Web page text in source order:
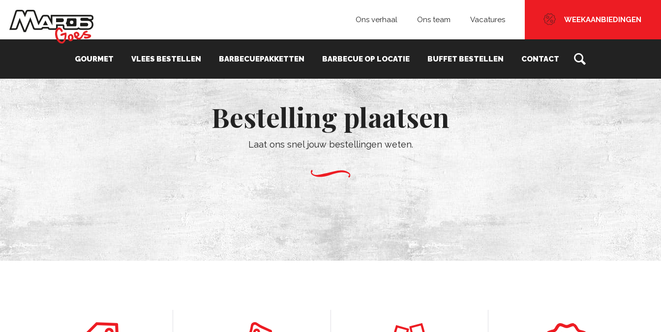
Ons verhaal Ons team Vacatures WEEKAANBIEDINGEN
GOURMET VLEES BESTELLEN BARBECUEPAKKETTEN BARBECUE OP LOCATIE BUFFET BESTELLEN CONTACT
Bestelling plaatsen
Laat ons snel jouw bestellingen weten.